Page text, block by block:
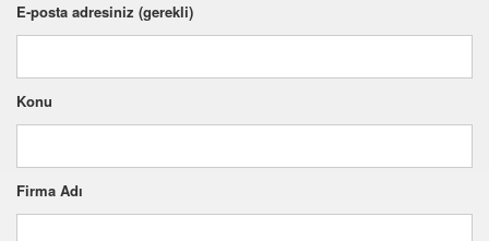
E-posta adresiniz (gerekli)
Konu
Firma Adı